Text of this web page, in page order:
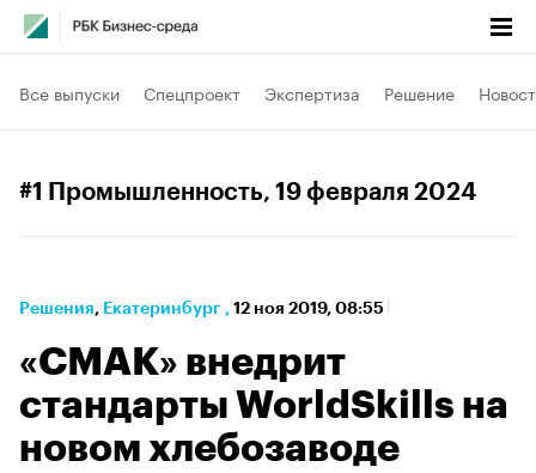
Все выпуски Спецпроект Экспертиза Решение
#1 Промышленность, 19 февраля 2024
Решения⁠, Екатеринбург , 12 ноя 2019, 08:55
«СМАК» внедрит
стандарты WorldSkills на
новом хлебозаводе